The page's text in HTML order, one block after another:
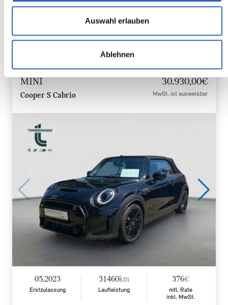
Auswahl erlauben
Ablehnen
Zum Fahrzeug
MINI
Cooper S Cabrio
30.930,00€
MwSt. ist ausweisbar
05.2023
Erstzulassung
31460km
Laufleistung
376€
mtl. Rate
inkl. MwSt.